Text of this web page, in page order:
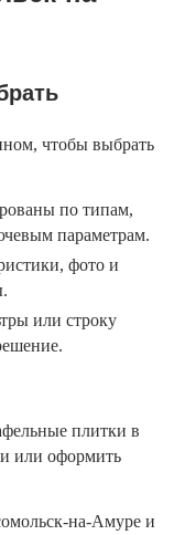
чтобы выбрать
по типам,
параметрам.
фото и
или строку
плитки в
или оформить
на-Амуре и